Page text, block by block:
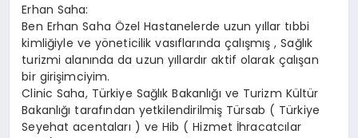
Erhan Saha:
Ben Erhan Saha Özel Hastanelerde uzun yıllar tıbbi
kimliğiyle ve yöneticilik vasıflarında çalışmış , Sağlık
turizmi alanında da uzun yıllardır aktif olarak çalışan
bir girişimciyim.
Clinic Saha, Türkiye Sağlık Bakanlığı ve Turizm Kültür
Bakanlığı tarafından yetkilendirilmiş Türsab ( Türkiye
Seyehat acentaları ) ve Hib ( Hizmet İhracatcılar